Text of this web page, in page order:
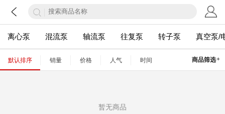
离心泵 混流泵 轴流泵 往复泵 转子泵 真空泵/
商品筛选+
默认排序 销量 价格 人气 时间
暂无商品